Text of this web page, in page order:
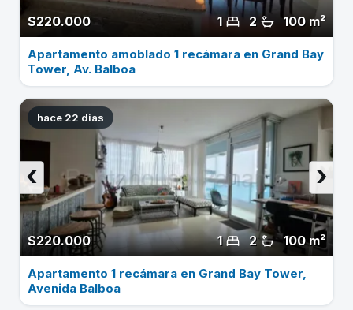
$220.000 100 m²
2
1
Apartamento amoblado 1 recámara en Grand Bay
Tower, Av. Balboa
hace 22 dias
$220.000 100 m²
2
1
›
‹
Apartamento 1 recámara en Grand Bay Tower,
Avenida Balboa